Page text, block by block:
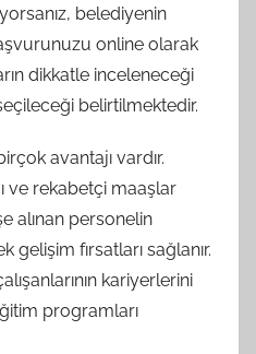
belediyenin
online olarak
dikkatle inceleneceği
belirtilmektedir.
avantajı vardır.
ve rekabetçi maaşlar
alınan personelin
fırsatları sağlanır.
kariyerlerini
programları